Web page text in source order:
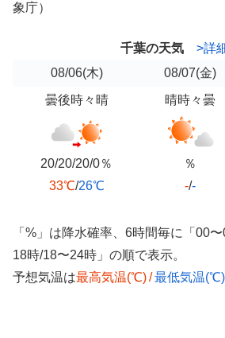
象庁）
千葉の天気
>詳
08/06(木) 08/07(金)
曇後時々晴
20/20/20/0％
33℃/26℃
晴時々曇
％
-/-
「%」は降水確率、6時間毎に「00
18時/18〜24時」の順で表示。
予想気温は最高気温(℃)/最低気温(℃)